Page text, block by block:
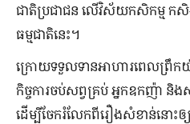
ជាតិ​ប្រជាជន​ លើ​វិស័យ​កសិកម្ម ក
ធម្មជាតិ​នេះ។
ក្រោយ​ទទួល​ទាន​អាហារ​ពេល​ព្រឹកយ៉
កិច្ចការ​ចប់​សព្វគ្រប់ អ្នក​ឧកញ៉ា និង​
ដើម្បី​ចែក​រំលែក​ពី​រឿង​សំខាន់​នោះ​